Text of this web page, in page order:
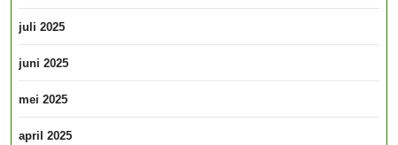
juli 2025
juni 2025
mei 2025
april 2025